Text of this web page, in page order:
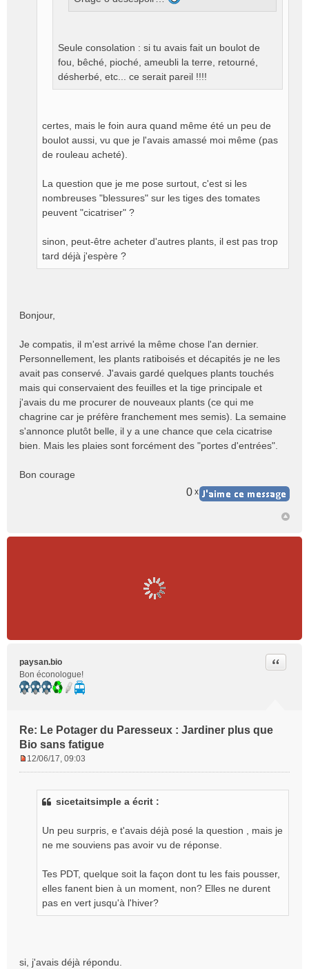
Seule consolation : si tu avais fait un boulot de
fou, bêché, pioché, ameubli la terre, retourné,
désherbé, etc... ce serait pareil !!!!
certes, mais le foin aura quand même été un peu de
boulot aussi, vu que je l'avais amassé moi même (pas
de rouleau acheté).
La question que je me pose surtout, c'est si les
nombreuses "blessures" sur les tiges des tomates
peuvent "cicatriser" ?
sinon, peut-être acheter d'autres plants, il est pas trop
tard déjà j'espère ?
Bonjour,
Je compatis, il m'est arrivé la même chose l'an dernier.
Personnellement, les plants ratiboisés et décapités je ne les
avait pas conservé. J'avais gardé quelques plants touchés
mais qui conservaient des feuilles et la tige principale et
j'avais du me procurer de nouveaux plants (ce qui me
chagrine car je préfère franchement mes semis). La semaine
s'annonce plutôt belle, il y a une chance que cela cicatrise
bien. Mais les plaies sont forcément des "portes d'entrées".
Bon courage
0 x
paysan.bio
Bon éconologue!
Re: Le Potager du Paresseux : Jardiner plus que
Bio sans fatigue
Citer
12/06/17, 09:03
sicetaitsimple a écrit :
Un peu surpris, e t'avais déjà posé la question , mais je
ne me souviens pas avoir vu de réponse.
Tes PDT, quelque soit la façon dont tu les fais pousser,
elles fanent bien à un moment, non? Elles ne durent
pas en vert jusqu'à l'hiver?
si, j'avais déjà répondu.